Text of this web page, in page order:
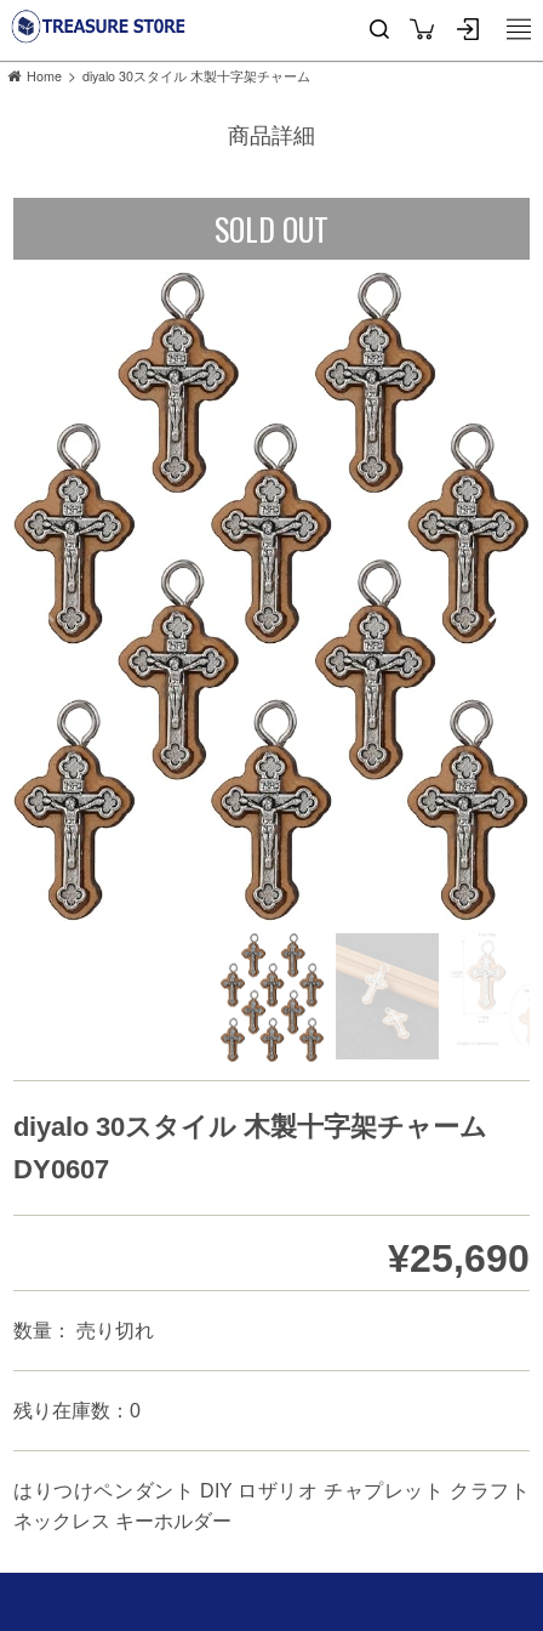
Home > diyalo 30スタイル 木製十字架チャーム
商品詳細
SOLD OUT
diyalo 30スタイル 木製十字架チャーム
DY0607
¥25,690
数量： 売り切れ
残り在庫数：0
はりつけペンダント DIY ロザリオ チャプレット クラフト
ネックレス キーホルダー